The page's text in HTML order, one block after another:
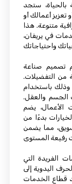
بالحياة، ستجد
أعمالك أو
متنوعة. هذا
في يريفان،
تصميم صناعة
من التفضيلات.
وذلك باستخدام
الجسم والعقل.
الأعمال، يضم
بدءًا من
مما يضمن
الفريدة التي
اليدوية إلى
قطاع الخدمات